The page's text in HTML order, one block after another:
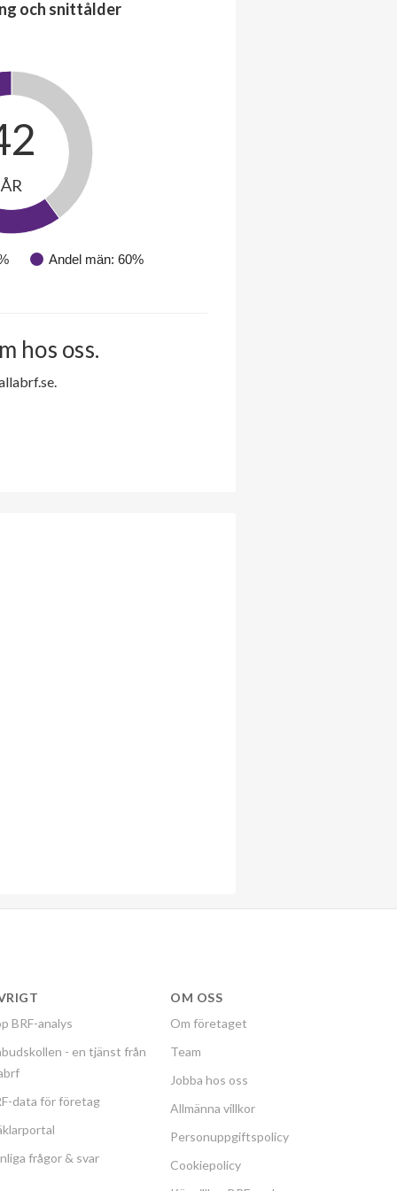
och snittålder
Andel män: 60%
ÅR
hos oss.
BRF-analys
- en tjänst från
data för företag
frågor & svar
OM OSS
Om företaget
Team
Jobba hos oss
Allmänna villkor
Personuppgiftspolicy
Cookiepolicy